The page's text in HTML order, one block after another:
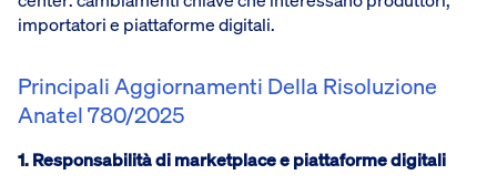
importatori e piattaforme digitali.
Principali Aggiornamenti Della Risoluzione
Anatel 780/2025
1. Responsabilità di marketplace e piattaforme digitali